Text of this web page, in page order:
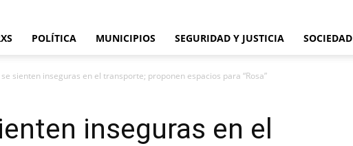
POLÍTICA MUNICIPIOS SEGURIDAD Y JUSTICIA SOCIEDAD
se sienten inseguras en el transporte; proponen espacios para “Rosa”
inseguras en el